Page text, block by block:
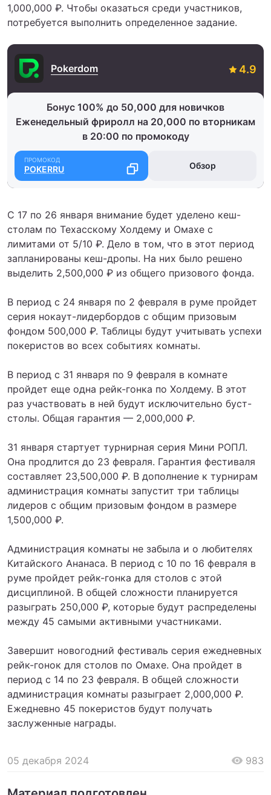
1,000,000 ₽. Чтобы оказаться среди участников,
потребуется выполнить определенное задание.
Pokerdom
Бонус 100% до 50,000 для новичков
Еженедельный фриролл на 20,000 по вторникам
в 20:00 по промокоду
POKERRU Обзор
С 17 по 26 января внимание будет уделено кеш-
столам по Техасскому Холдему и Омахе с
лимитами от 5/10 ₽. Дело в том, что в этот период
запланированы кеш-дропы. На них было решено
выделить 2,500,000 ₽ из общего призового фонда.
В период с 24 января по 2 февраля в руме пройдет
серия нокаут-лидербордов с общим призовым
фондом 500,000 ₽. Таблицы будут учитывать успехи
покеристов во всех событиях комнаты.
В период с 31 января по 9 февраля в комнате
пройдет еще одна рейк-гонка по Холдему. В этот
раз участвовать в ней будут исключительно буст-
столы. Общая гарантия — 2,000,000 ₽.
31 января стартует турнирная серия Мини РОПЛ.
Она продлится до 23 февраля. Гарантия фестиваля
составляет 23,500,000 ₽. В дополнение к турнирам
администрация комнаты запустит три таблицы
лидеров с общим призовым фондом в размере
1,500,000 ₽.
Администрация комнаты не забыла и о любителях
Китайского Ананаса. В период с 10 по 16 февраля в
руме пройдет рейк-гонка для столов с этой
дисциплиной. В общей сложности планируется
разыграть 250,000 ₽, которые будут распределены
между 45 самыми активными участниками.
Завершит новогодний фестиваль серия ежедневных
рейк-гонок для столов по Омахе. Она пройдет в
период с 14 по 23 февраля. В общей сложности
администрация комнаты разыграет 2,000,000 ₽.
Ежедневно 45 покеристов будут получать
заслуженные награды.
05 декабря 2024 983